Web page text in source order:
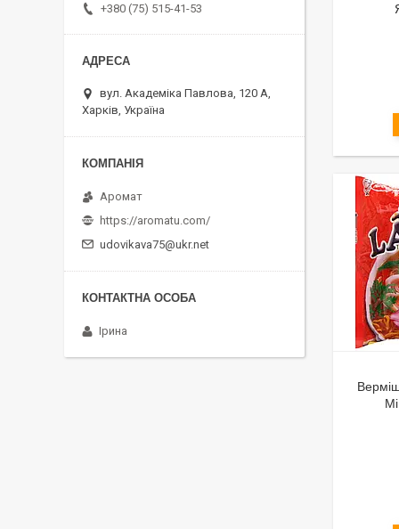
+380 (75) 515-41-53
вул. Академіка Павлова, 120 А,
Харків, Україна
Аромат
https://aromatu.com/
udovikava75@ukr.net
Ірина